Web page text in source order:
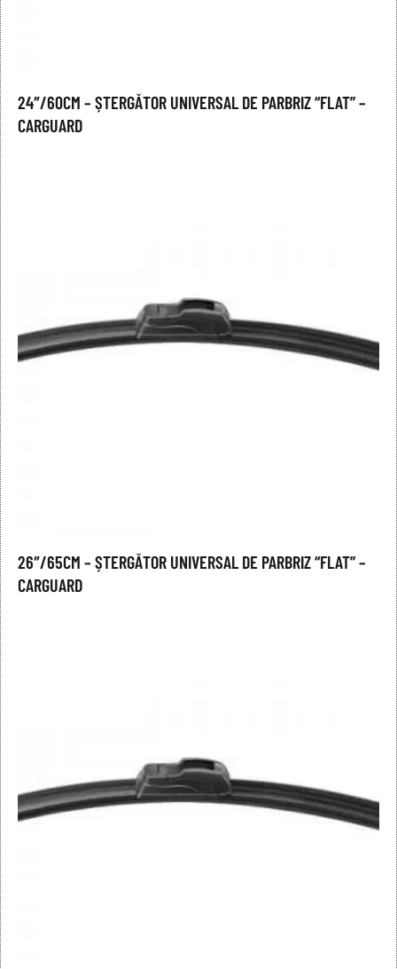
24″/60CM – ȘTERGĂTOR UNIVERSAL DE PARBRIZ “FLAT” –
CARGUARD
26″/65CM – ȘTERGĂTOR UNIVERSAL DE PARBRIZ “FLAT” –
CARGUARD